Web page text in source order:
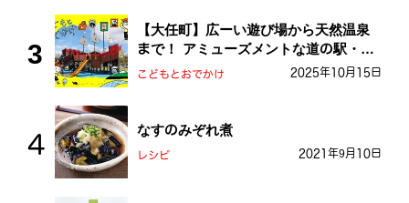
【大任町】広ーい遊び場から天然温泉
まで！ アミューズメントな道の駅・お
おとう桜街道
こどもとおでかけ 2025年10月15日
なすのみぞれ煮
レシピ 2021年9月10日